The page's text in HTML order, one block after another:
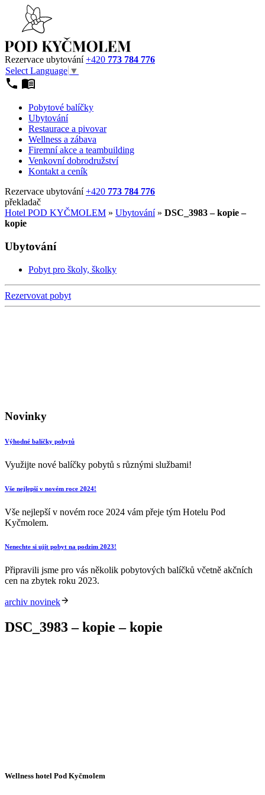
Rezervace ubytování+420 773 784 776
Select Language ▼
Pobytové balíčky
Ubytování
Restaurace a pivovar
Wellness a zábava
Firemní akce a teambuilding
Venkovní dobrodružství
Kontakt a ceník
Rezervace ubytování+420 773 784 776
překladač
Hotel POD KYČMOLEM » Ubytování» DSC_3983 – kopie –
kopie
Ubytování
Pobyt pro školy, školky
Rezervovat pobyt
Novinky
Výhodné balíčky pobytů
Využijte nové balíčky pobytů s různými službami!
Vše nejlepší v novém roce 2024!
Vše nejlepší v novém roce 2024 vám přeje tým Hotelu Pod
Kyčmolem.
Nenechte si ujít pobyt na podzim 2023!
Připravili jsme pro vás několik pobytových balíčků včetně akčních
cen na zbytek roku 2023.
archiv novinek
DSC_3983 – kopie – kopie
Wellness hotel Pod Kyčmolem